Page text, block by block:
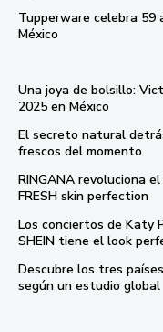
Tupperware celebra 59
México
Una joya de bolsillo:
2025 en México
El secreto natural
frescos del momento
RINGANA revoluciona
FRESH skin perfection
Los conciertos de Katy
SHEIN tiene el look
Descubre los tres
según un estudio global